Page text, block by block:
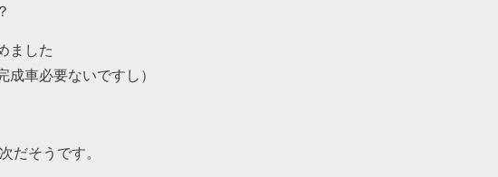
ました
成車必要ないですし）
だそうです。